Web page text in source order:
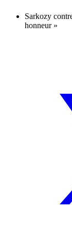
Sarkozy
honneur »